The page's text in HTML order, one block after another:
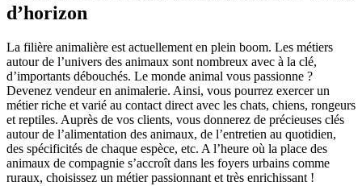
d’horizon
La filière animalière est actuellement en plein boom. Les métiers
autour de l’univers des animaux sont nombreux avec à la clé,
d’importants débouchés. Le monde animal vous passionne ?
Devenez vendeur en animalerie. Ainsi, vous pourrez exercer un
métier riche et varié au contact direct avec les chats, chiens, rongeurs
et reptiles. Auprès de vos clients, vous donnerez de précieuses clés
autour de l’alimentation des animaux, de l’entretien au quotidien,
des spécificités de chaque espèce, etc. A l’heure où la place des
animaux de compagnie s’accroît dans les foyers urbains comme
ruraux, choisissez un métier passionnant et très enrichissant !